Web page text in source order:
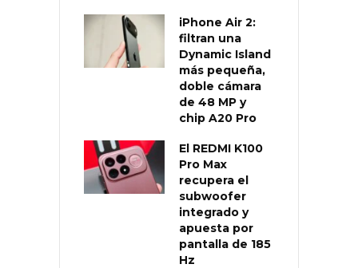
iPhone Air 2:
filtran una
Dynamic Island
más pequeña,
doble cámara
de 48 MP y
chip A20 Pro
El REDMI K100
Pro Max
recupera el
subwoofer
integrado y
apuesta por
pantalla de 185
Hz